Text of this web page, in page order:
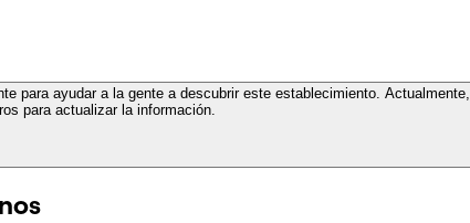
para ayudar a la gente a descubrir este establecimiento. Actualmente,
para actualizar la información.